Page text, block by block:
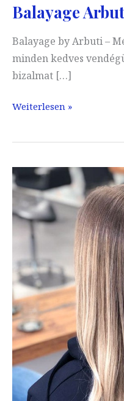
Balayage
Balayage by Arbuti –
minden kedves
bizalmat […]
Balayage
által
Weiterlesen »